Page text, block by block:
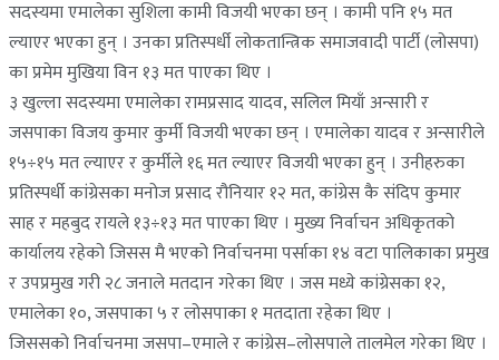
सदस्यमा एमालेका सुशिला कामी विजयी भएका छन् । कामी पनि १५ मत
ल्याएर भएका हुन् । उनका प्रतिस्पर्धी लोकतान्त्रिक समाजवादी पार्टी (लोसपा)
का प्रमेम मुखिया विन १३ मत पाएका थिए ।
३ खुल्ला सदस्यमा एमालेका रामप्रसाद यादव, सलिल मियाँ अन्सारी र
जसपाका विजय कुमार कुर्मी विजयी भएका छन् । एमालेका यादव र अन्सारीले
१५÷१५ मत ल्याएर र कुर्मीले १६ मत ल्याएर विजयी भएका हुन् । उनीहरुका
प्रतिस्पर्धी कांग्रेसका मनोज प्रसाद रौनियार १२ मत, कांग्रेस कै संदिप कुमार
साह र महबुद रायले १३÷१३ मत पाएका थिए । मुख्य निर्वाचन अधिकृतको
कार्यालय रहेको जिसस मै भएको निर्वाचनमा पर्साका १४ वटा पालिकाका प्रमुख
र उपप्रमुख गरी २८ जनाले मतदान गरेका थिए । जस मध्ये कांग्रेसका १२,
एमालेका १०, जसपाका ५ र लोसपाका १ मतदाता रहेका थिए ।
जिससको निर्वाचनमा जसपा–एमाले र कांग्रेस–लोसपाले तालमेल गरेका थिए ।